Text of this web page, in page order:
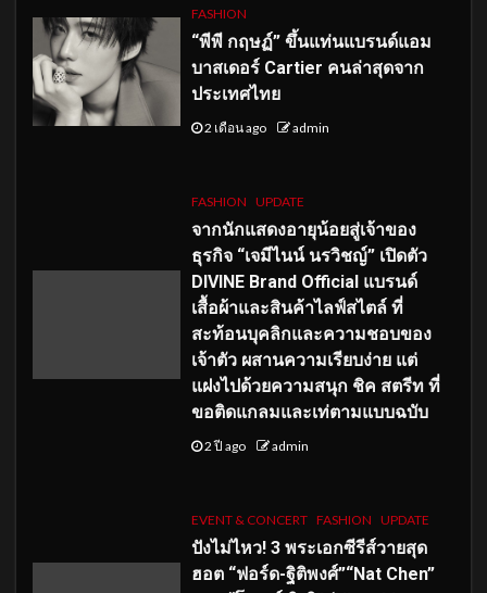
FASHION
“พีพี กฤษฏ์” ขึ้นแท่นแบรนด์แอม
บาสเดอร์ Cartier คนล่าสุดจาก
ประเทศไทย
2 เดือน ago admin
FASHION UPDATE
จากนักแสดงอายุน้อยสู่เจ้าของ
ธุรกิจ “เจมีไนน์ นรวิชญ์” เปิดตัว
DIVINE Brand Official แบรนด์
เสื้อผ้าและสินค้าไลฟ์สไตล์ ที่
สะท้อนบุคลิกและความชอบของ
เจ้าตัว ผสานความเรียบง่าย แต่
แฝงไปด้วยความสนุก ชิค สตรีท ที่
ขอติดแกลมและเท่ตามแบบฉบับ
2 ปี ago admin
EVENT & CONCERT FASHION UPDATE
ปังไม่ไหว! 3 พระเอกซีรีส์วายสุด
ฮอต “ฟอร์ด-ฐิติพงศ์”“Nat Chen”